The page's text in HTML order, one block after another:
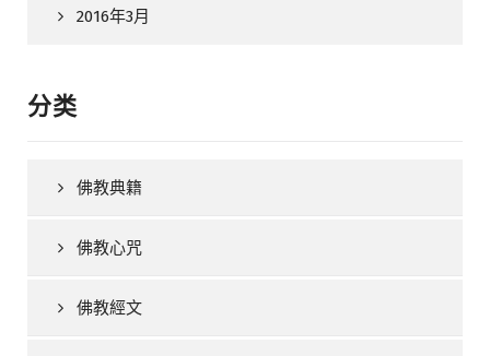
2016年3月
分类
佛教典籍
佛教心咒
佛教經文